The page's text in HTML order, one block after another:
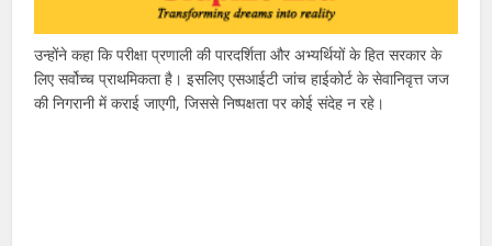
उन्होंने कहा कि परीक्षा प्रणाली की पारदर्शिता और अभ्यर्थियों के हित सरकार के
लिए सर्वोच्च प्राथमिकता है। इसलिए एसआईटी जांच हाईकोर्ट के सेवानिवृत्त जज
की निगरानी में कराई जाएगी, जिससे निष्पक्षता पर कोई संदेह न रहे।